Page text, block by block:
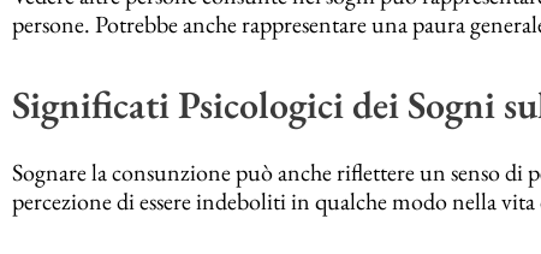
persone. Potrebbe anche rappresentare una paura
Significati Psicologici dei Sogni
Sognare la consunzione può anche riflettere un senso
percezione di essere indeboliti in qualche modo nella